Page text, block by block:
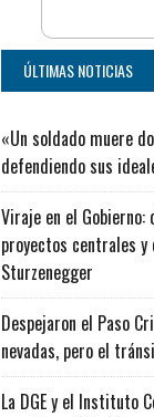
ÚLTIMAS NOTICIAS
«Un soldado muere
defendiendo sus
Viraje en el
proyectos centrales
Sturzenegger
Despejaron el Paso
nevadas, pero el
La DGE y el Instituto